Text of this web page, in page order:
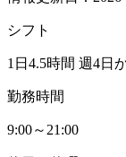
シフト
1日4.5時間 週4日
勤務時間
9:00～21:00